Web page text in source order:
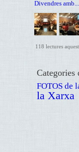
Divendres amb...
118 lectures
Categories
FOTOS de
la Xarxa